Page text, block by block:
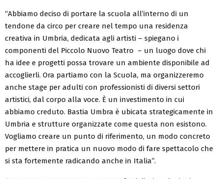
“Abbiamo deciso di portare la scuola all’interno di un
tendone da circo per creare nel tempo una residenza
creativa in Umbria, dedicata agli artisti – spiegano i
componenti del Piccolo Nuovo Teatro – un luogo dove chi
ha idee e progetti possa trovare un ambiente disponibile ad
accoglierli. Ora partiamo con la Scuola, ma organizzeremo
anche stage per adulti con professionisti di diversi settori
artistici, dal corpo alla voce. È un investimento in cui
abbiamo creduto. Bastia Umbra è ubicata strategicamente in
Umbria e strutture organizzate come questa non esistono.
Vogliamo creare un punto di riferimento, un modo concreto
per mettere in pratica un nuovo modo di fare spettacolo che
si sta fortemente radicando anche in Italia”.